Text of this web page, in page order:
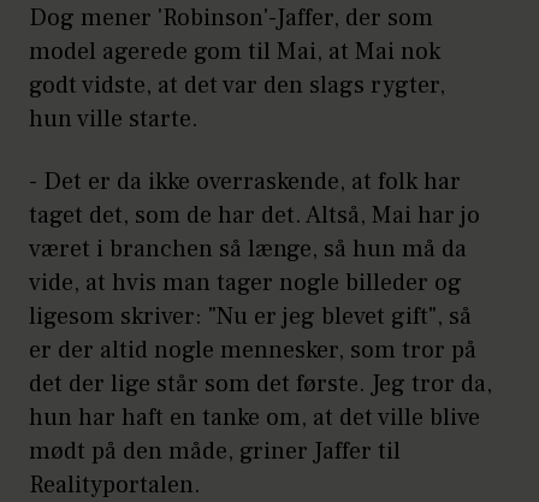
Dog mener 'Robinson'-Jaffer, der som
model agerede gom til Mai, at Mai nok
godt vidste, at det var den slags rygter,
hun ville starte.
- Det er da ikke overraskende, at folk har
taget det, som de har det. Altså, Mai har jo
været i branchen så længe, så hun må da
vide, at hvis man tager nogle billeder og
ligesom skriver: "Nu er jeg blevet gift", så
er der altid nogle mennesker, som tror på
det der lige står som det første. Jeg tror da,
hun har haft en tanke om, at det ville blive
mødt på den måde, griner Jaffer til
Realityportalen.